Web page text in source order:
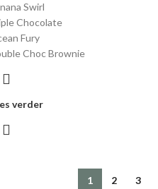
Swirl
Chocolate
Fury
Choc Brownie
verder
1 2 3